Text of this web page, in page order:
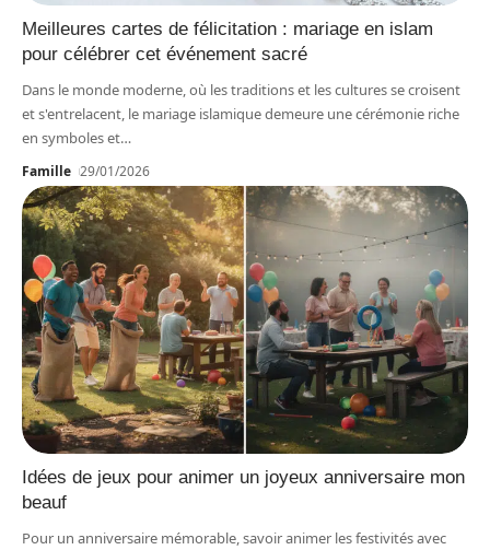
Meilleures cartes de félicitation : mariage en islam
pour célébrer cet événement sacré
Dans le monde moderne, où les traditions et les cultures se croisent
et s'entrelacent, le mariage islamique demeure une cérémonie riche
en symboles et…
Famille 29/01/2026
Idées de jeux pour animer un joyeux anniversaire mon
beauf
Pour un anniversaire mémorable, savoir animer les festivités avec